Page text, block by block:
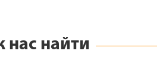
нас найти